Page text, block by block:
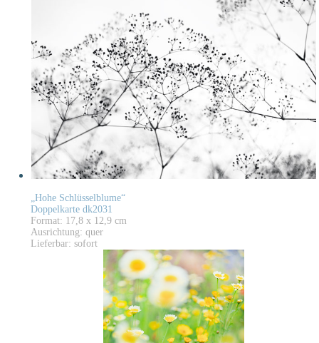
„Hohe Schlüsselblume“
Doppelkarte dk2031
Format: 17,8 x 12,9 cm
Ausrichtung: quer
Lieferbar: sofort